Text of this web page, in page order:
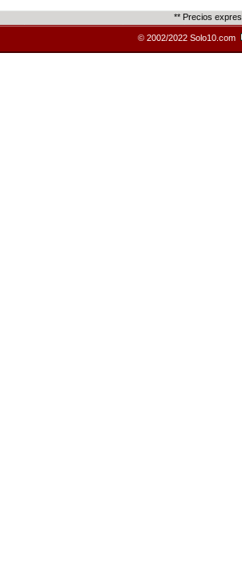
** Precios
© 2002/2022 Solo10.com